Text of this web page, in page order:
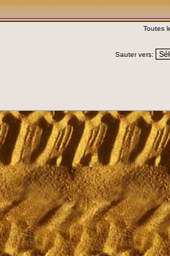
Toutes
Sauter vers: